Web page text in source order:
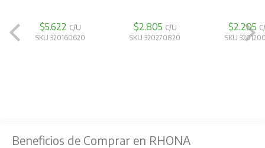
$5.622 C/U
SKU 320160620
$2.805 C/U
SKU 320270820
$2.205
SKU
Beneficios de Comprar en RHONA